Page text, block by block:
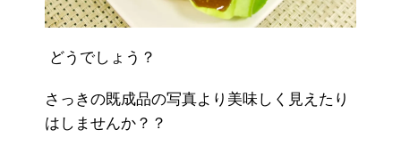
どうでしょう？
さっきの既成品の写真より美味しく見えたり
はしませんか？？